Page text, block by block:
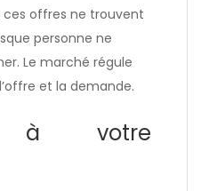
ces offres ne trouvent
personne ne
Le marché régule
et la demande.
à votre